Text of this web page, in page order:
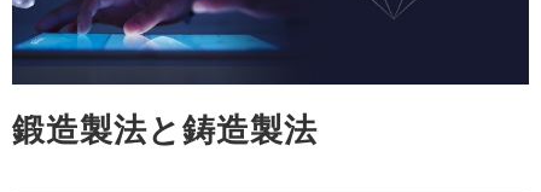
鍛造製法と鋳造製法